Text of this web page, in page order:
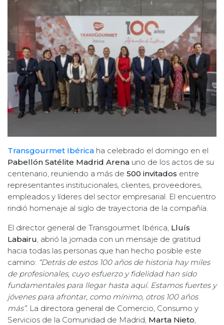
Transgourmet Ibérica ha celebrado el domingo en el
Pabellón Satélite Madrid Arena uno de los actos de su
centenario, reuniendo a más de 500 invitados entre
representantes institucionales, clientes, proveedores,
empleados y líderes del sector empresarial. El encuentro
rindió homenaje al siglo de trayectoria de la compañía.
El director general de Transgourmet Ibérica, Lluís
Labairu, abrió la jornada con un mensaje de gratitud
hacia todas las personas que han hecho posible este
camino: “Detrás de estos 100 años de historia hay miles
de profesionales, cuyo esfuerzo y fidelidad han sido
fundamentales para llegar hasta aquí. Estamos fuertes y
jóvenes para afrontar, como mínimo, otros 100 años
más”. La directora general de Comercio, Consumo y
Servicios de la Comunidad de Madrid, Marta Nieto,